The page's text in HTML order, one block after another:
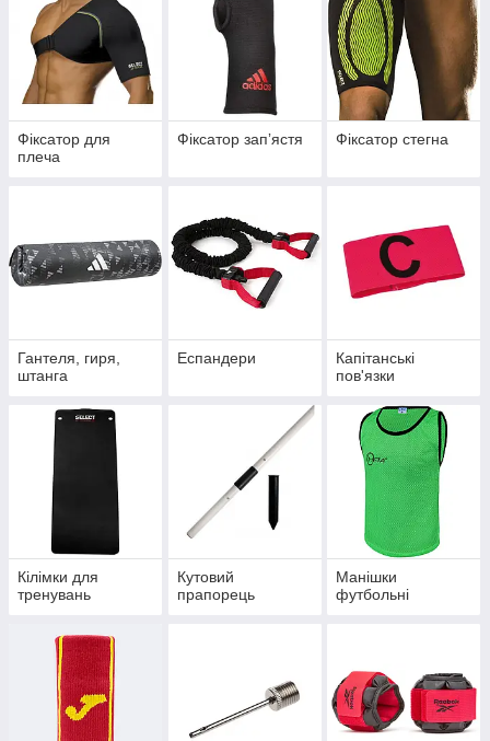
Фіксатор для
плеча
Фіксатор запʼястя Фіксатор стегна
Гантеля, гиря,
штанга
Еспандери
Капітанські
пов'язки
Кілімки для
тренувань
Кутовий
прапорець
Манішки
футбольні